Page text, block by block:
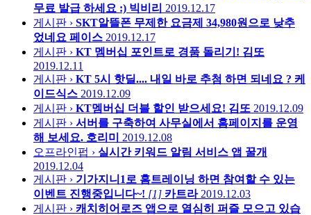
무료 발급 하세요 :) 빅비리 2019.12.17
게시판 › SKT알뜰폰 무제한 요금제 34,980원으로 낮추
었네요 페이스 2019.12.17
게시판 › KT 멤버십 포인트로 경품 돌리기! 김또
2019.12.11
게시판 › KT 5시 핫딜.... 내일 바로 추첨 하면 되네요 ? 케
이드식스 2019.12.09
게시판 › KT멤버십 더블 할인 받으세요! 김또 2019.12.09
게시판 › 서버를 구축하여 사무실에서 홈페이지를 운영
해 보세요. 호리미
2019.12.08
오프라인펍 › 실시간 키워드 알림 서비스 앱 꿀개
2019.12.04
게시판 › 기가지니1로 홈트레이닝 하면 참여할 수 있는
이벤트 진행중입니다~! [1] 카트라 2019.12.03
게시판 › 캐치히어로즈 앱으로 열심히 퍼즐 모으고 있습